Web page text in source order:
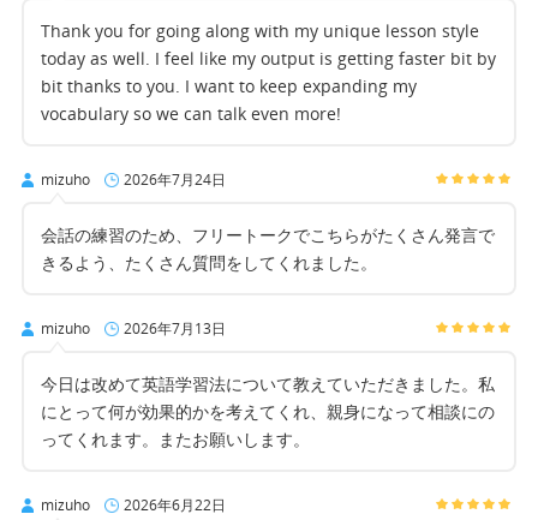
Thank you for going along with my unique lesson style
today as well. I feel like my output is getting faster bit by
bit thanks to you. I want to keep expanding my
vocabulary so we can talk even more!
mizuho 2026年7月24日
会話の練習のため、フリートークでこちらがたくさん発言で
きるよう、たくさん質問をしてくれました。
mizuho 2026年7月13日
今日は改めて英語学習法について教えていただきました。私
にとって何が効果的かを考えてくれ、親身になって相談にの
ってくれます。またお願いします。
mizuho 2026年6月22日